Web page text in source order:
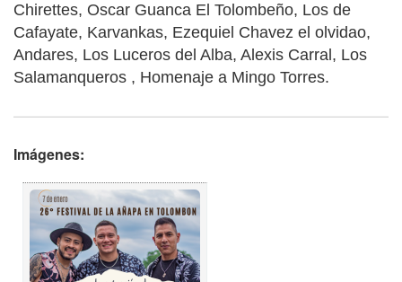
Chirettes, Oscar Guanca El Tolombeño, Los de
Cafayate, Karvankas, Ezequiel Chavez el olvidao,
Andares, Los Luceros del Alba, Alexis Carral, Los
Salamanqueros , Homenaje a Mingo Torres.
Imágenes: